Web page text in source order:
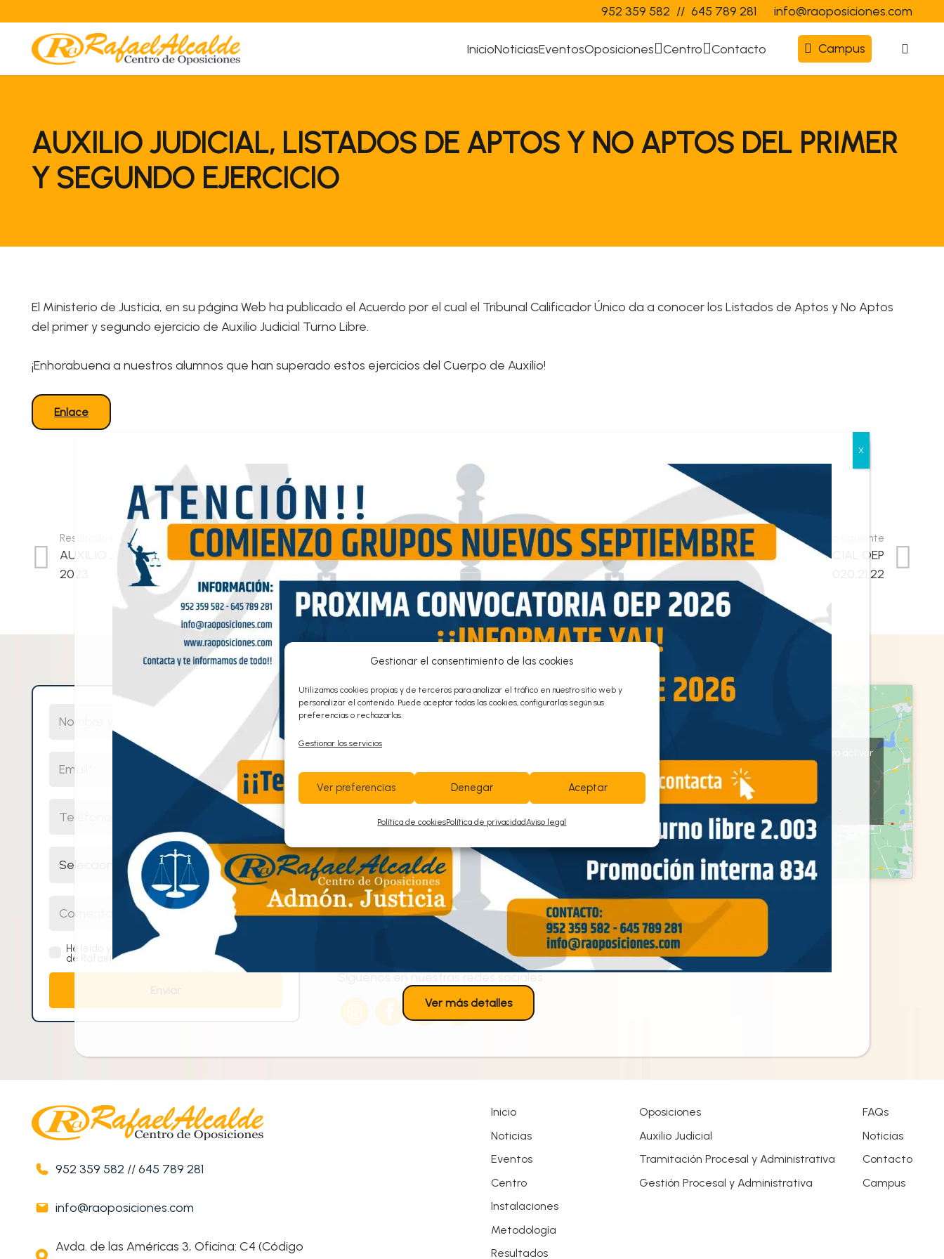
Gestionar el consentimiento de las cookies
Utilizamos cookies propias y de terceros para analizar el tráfico en nuestro sitio web y
personalizar el contenido. Puede aceptar todas las cookies, configurarlas según sus
preferencias o rechazarlas.
Gestionar los servicios
Aceptar
Denegar
Ver preferencias
Política de cookiesPolítica de privacidadAviso legal
952 359 582 // 645 789 281 info@raoposiciones.com
InicioNoticiasEventosOposiciones Centro Contacto Campus
AUXILIO JUDICIAL, LISTADOS DE APTOS Y NO APTOS DEL PRIMER
Y SEGUNDO EJERCICIO
El Ministerio de Justicia, en su página Web ha publicado el Acuerdo por el cual el Tribunal Calificador Único da a conocer los Listados de Aptos y No Aptos
del primer y segundo ejercicio de Auxilio Judicial Turno Libre.
¡Enhorabuena a nuestros alumnos que han superado estos ejercicios del Cuerpo de Auxilio!
Enlace
Resultado anterior
AUXILIO JUDICIAL. NOTAS MAÑANA 1 DE AGOSTO
2023
Resultado siguiente
SE APRUEBA Y PUBLICA LA RELACIÓN DE APROBADOS AUXILIO JUDICIAL OEP
2020,21,22
Nombre y Apellidos
Selecciona un cuerpo
He leído y acepto la política de privacidad
de Rafael Alcalde Centro de Oposiciones.
Contacta con
nosotros ¡Te
ayudamos!
952 359 582/+34 645 789 281
info@raoposiciones.com
Avenida de las Américas No
3, Edificio América;
bloque 1, 4ªplanta Oficina C4 CP 29006
(Código de Portero 1019)
Síguenos en nuestras redes sociales
Haz clic en «Estoy de acuerdo» para activar
Google maps
Política de cookies
952 359 582 //645 789 281
info@raoposiciones.com
Avda. de las Américas 3, Oficina: C4 (Código
Inicio
Noticias
Eventos
Centro
Instalaciones
Metodología
Resultados
Oposiciones
Auxilio Judicial
Tramitación Procesal y Administrativa
Gestión Procesal y Administrativa
FAQs
Noticias
Contacto
Campus
Ver más detalles